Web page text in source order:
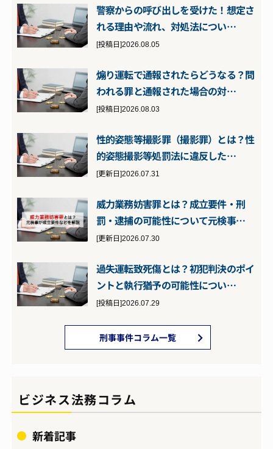
警察からの呼び出しを受けた！想定さ
れる理由や流れ、対処法につい…
[投稿日]2026.08.05
煽り運転で通報されたらどうなる？問
われる罪と通報された場合の対…
[投稿日]2026.08.03
性的姿態等撮影罪（撮影罪）とは？性
的姿態撮影等処罰法に違反した…
[更新日]2026.07.31
威力業務妨害罪とは？成立要件・刑
罰・逮捕の可能性について元検事…
[更新日]2026.07.30
過失運転致死傷とは？初犯判決のポイ
ントと執行猶予の可能性につい…
[投稿日]2026.07.29
刑事事件コラム一覧
ビジネス法務コラム
新着記事